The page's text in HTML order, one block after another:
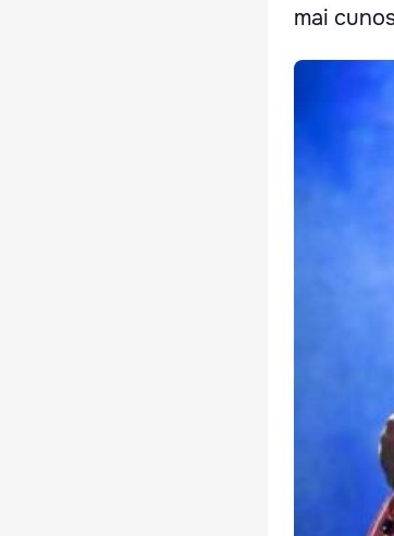
mai